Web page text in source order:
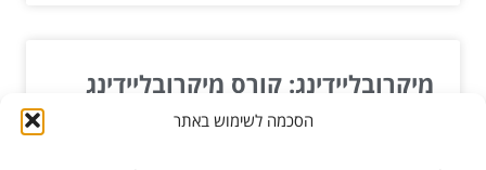
הסכמה לשימוש באתר
מיקרובליידינג: קורס מיקרובליידינג